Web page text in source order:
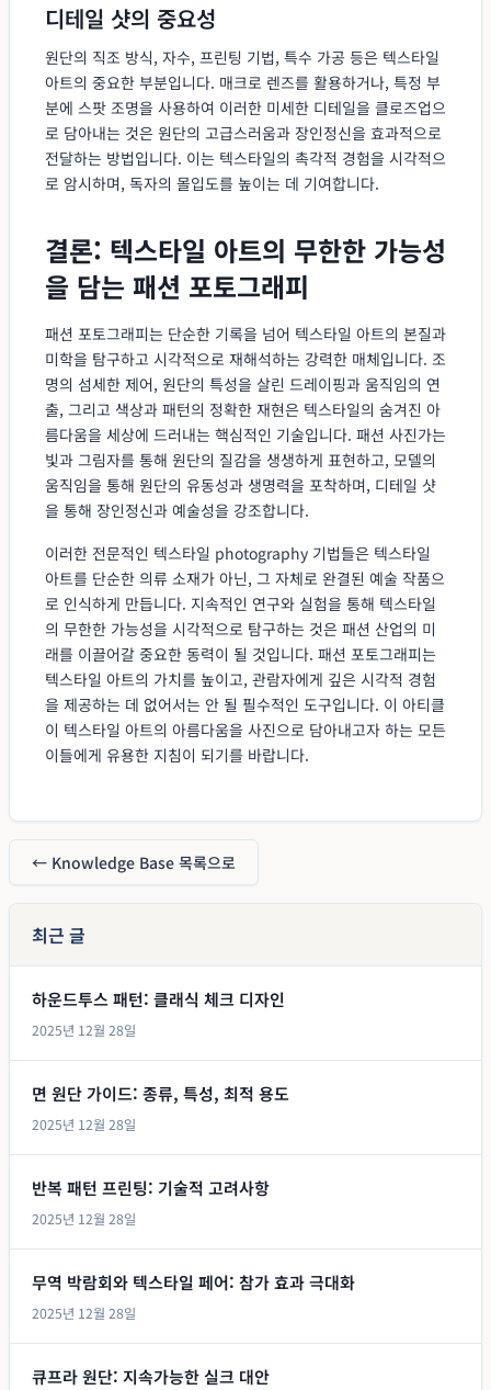
디테일 샷의 중요성
원단의 직조 방식, 자수, 프린팅 기법, 특수 가공 등은 텍스타일
아트의 중요한 부분입니다. 매크로 렌즈를 활용하거나, 특정 부
분에 스팟 조명을 사용하여 이러한 미세한 디테일을 클로즈업으
로 담아내는 것은 원단의 고급스러움과 장인정신을 효과적으로
전달하는 방법입니다. 이는 텍스타일의 촉각적 경험을 시각적으
로 암시하며, 독자의 몰입도를 높이는 데 기여합니다.
결론: 텍스타일 아트의 무한한 가능성
을 담는 패션 포토그래피
패션 포토그래피는 단순한 기록을 넘어 텍스타일 아트의 본질과
미학을 탐구하고 시각적으로 재해석하는 강력한 매체입니다. 조
명의 섬세한 제어, 원단의 특성을 살린 드레이핑과 움직임의 연
출, 그리고 색상과 패턴의 정확한 재현은 텍스타일의 숨겨진 아
름다움을 세상에 드러내는 핵심적인 기술입니다. 패션 사진가는
빛과 그림자를 통해 원단의 질감을 생생하게 표현하고, 모델의
움직임을 통해 원단의 유동성과 생명력을 포착하며, 디테일 샷
을 통해 장인정신과 예술성을 강조합니다.
이러한 전문적인 텍스타일 photography 기법들은 텍스타일
아트를 단순한 의류 소재가 아닌, 그 자체로 완결된 예술 작품으
로 인식하게 만듭니다. 지속적인 연구와 실험을 통해 텍스타일
의 무한한 가능성을 시각적으로 탐구하는 것은 패션 산업의 미
래를 이끌어갈 중요한 동력이 될 것입니다. 패션 포토그래피는
텍스타일 아트의 가치를 높이고, 관람자에게 깊은 시각적 경험
을 제공하는 데 없어서는 안 될 필수적인 도구입니다. 이 아티클
이 텍스타일 아트의 아름다움을 사진으로 담아내고자 하는 모든
이들에게 유용한 지침이 되기를 바랍니다.
← Knowledge Base 목록으로
최근 글
하운드투스 패턴: 클래식 체크 디자인
2025년 12월 28일
면 원단 가이드: 종류, 특성, 최적 용도
2025년 12월 28일
반복 패턴 프린팅: 기술적 고려사항
2025년 12월 28일
무역 박람회와 텍스타일 페어: 참가 효과 극대화
2025년 12월 28일
큐프라 원단: 지속가능한 실크 대안